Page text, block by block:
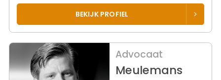
BEKIJK PROFIEL
Advocaat
Meulemans